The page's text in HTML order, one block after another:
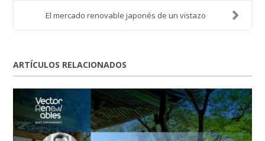
El mercado renovable japonés de un vistazo
ARTÍCULOS RELACIONADOS